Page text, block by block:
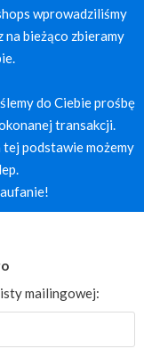
wprowadziliśmy
bieżąco zbieramy
do Ciebie prośbę
transakcji.
tej podstawie możemy
mailingowej: